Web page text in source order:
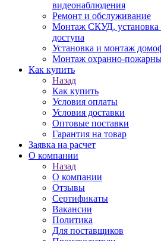
видеонаблюдения
Ремонт и обслуживание
Монтаж СКУД, установка
доступа
Установка и монтаж
Монтаж охранно-
Как купить
Назад
Как купить
Условия оплаты
Условия доставки
Оптовые поставки
Гарантия на товар
Заявка на расчет
О компании
Назад
О компании
Отзывы
Сертификаты
Вакансии
Политика
Для поставщиков